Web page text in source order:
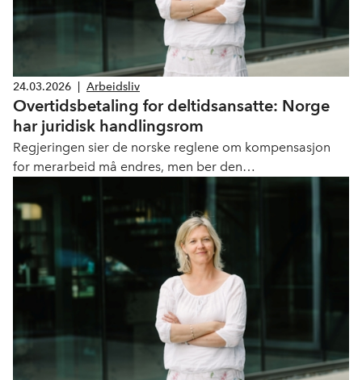
24.03.2026 Arbeidsliv
Overtidsbetaling for deltidsansatte: Norge
har juridisk handlingsrom
Regjeringen sier de norske reglene om kompensasjon
for merarbeid må endres, men ber den
partssammensatte arbeidsgruppen samtidig vurdere
rettighetene ansatte i Norge har til å jobbe redusert.